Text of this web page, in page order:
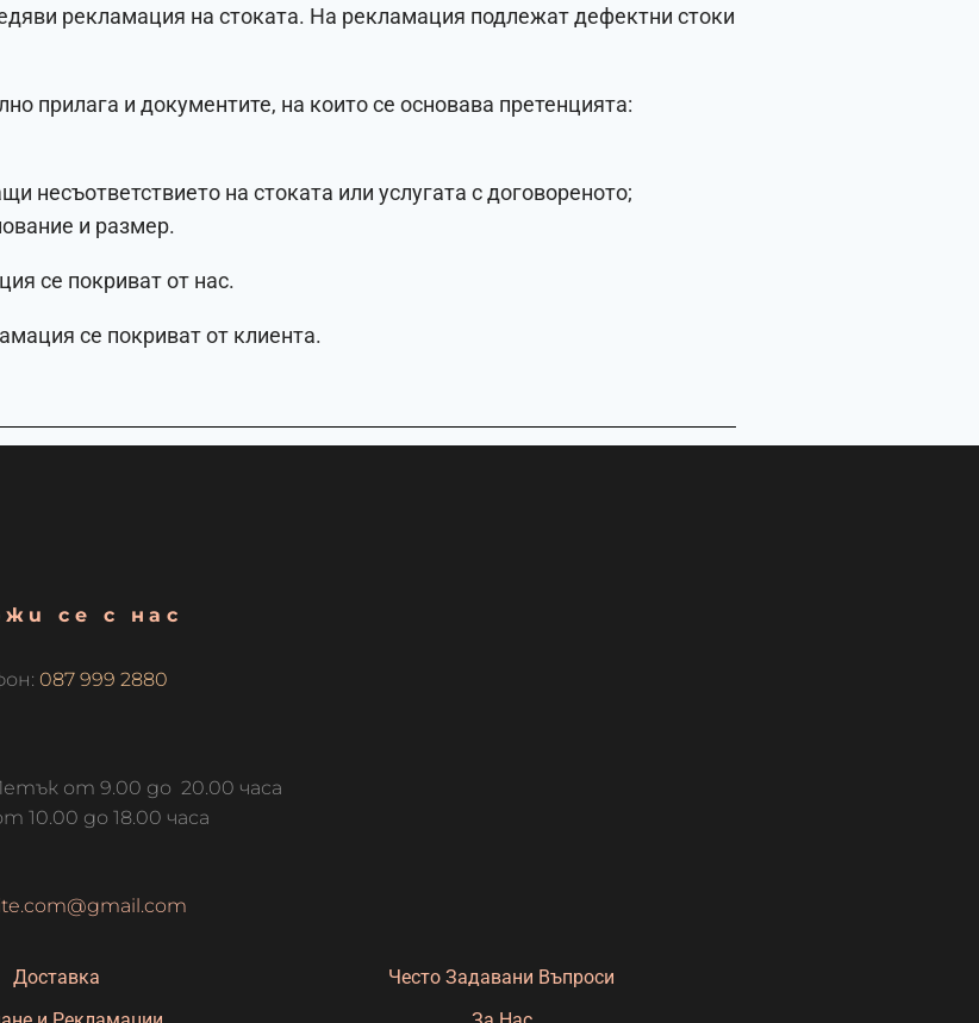
рекламация на стоката. На рекламация подлежат дефектни стоки
прилага и документите, на които се основава претенцията:
несъответствието на стоката или услугата с договореното;
и размер.
се покриват от нас.
се покриват от клиента.
се с нас
087 999 2880
от 9.00 до 20.00 часа
10.00 до 18.00 часа
Доставка
Често Задавани Въпроси